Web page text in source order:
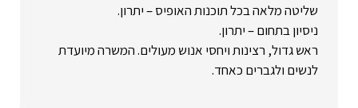
שליטה מלאה בכל תוכנות האופיס – יתרון.
ניסיון בתחום – יתרון.
ראש גדול, רצינות ויחסי אנוש מעולים. המשרה מיועדת
לנשים ולגברים כאחד.